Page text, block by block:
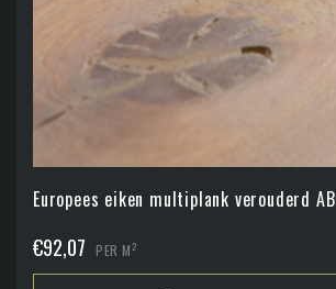
Europees eiken multiplank verouderd
€92,07 PER M2